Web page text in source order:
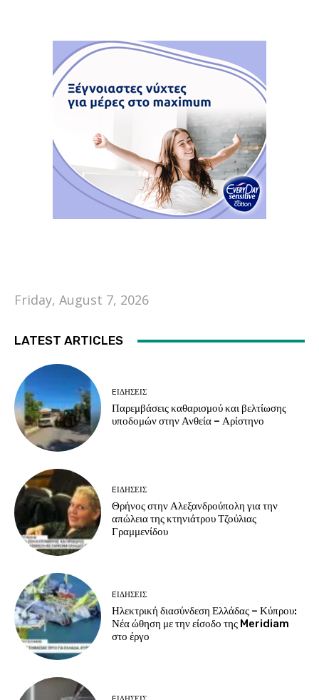
Friday, August 7, 2026
LATEST ARTICLES
EΙΔΗΣΕΙΣ
Παρεμβάσεις καθαρισμού και βελτίωσης
υποδομών στην Ανθεία – Αρίστηνο
EΙΔΗΣΕΙΣ
Θρήνος στην Αλεξανδρούπολη για την
απώλεια της κτηνιάτρου Τζούλιας
Γραμμενίδου
EΙΔΗΣΕΙΣ
Ηλεκτρική διασύνδεση Ελλάδας – Κύπρου:
Νέα ώθηση με την είσοδο της Meridiam
στο έργο